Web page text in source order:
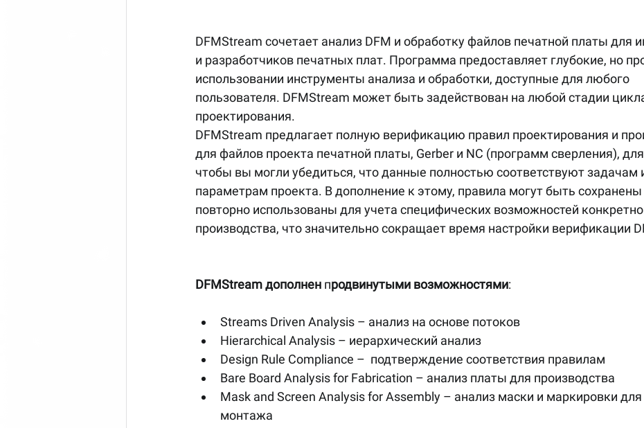
DFMStream сочетает анализ DFM и обработку файлов печатной платы для
и разработчиков печатных плат. Программа предоставляет глубокие, но
использовании инструменты анализа и обработки, доступные для любого
пользователя. DFMStream может быть задействован на любой стадии
проектирования.
DFMStream предлагает полную верификацию правил проектирования и
для файлов проекта печатной платы, Gerber и NC (программ сверления),
чтобы вы могли убедиться, что данные полностью соответствуют задачам
параметрам проекта. В дополнение к этому, правила могут быть сохранены
повторно использованы для учета специфических возможностей
производства, что значительно сокращает время настройки верификации
DFMStream дополнен продвинутыми возможностями:
Streams Driven Analysis – анализ на основе потоков
Hierarchical Analysis – иерархический анализ
Design Rule Compliance –  подтверждение соответствия правилам
Bare Board Analysis for Fabrication – анализ платы для производства
Mask and Screen Analysis for Assembly – анализ маски и маркировки
монтажа